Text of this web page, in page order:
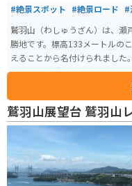
#絶景スポット #絶景ロード #
鷲羽山（わしゅうざん）は、瀬
勝地です。標高133メートルの
えることから名付けられました
大な瀬戸大橋を一望でき、特に
あり、第一展望台や第二展望
できます。遊歩道も整備されて
す。また、鷲羽山レストハウス
産の購入ができます。周辺には
う遊園地や、瀬戸内海をクル
鷲羽山展望台 鷲羽山